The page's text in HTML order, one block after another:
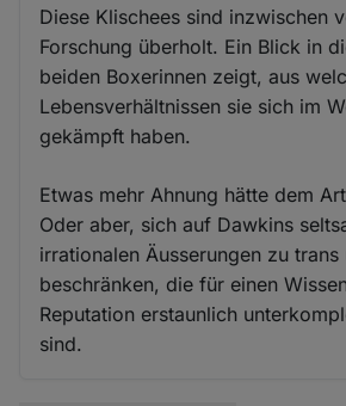
Diese Klischees sind inzwischen
Forschung überholt. Ein Blick in
beiden Boxerinnen zeigt, aus
Lebensverhältnissen sie sich im
gekämpft haben.
Etwas mehr Ahnung hätte dem
Oder aber, sich auf Dawkins
irrationalen Äusserungen zu
beschränken, die für einen
Reputation erstaunlich
sind.